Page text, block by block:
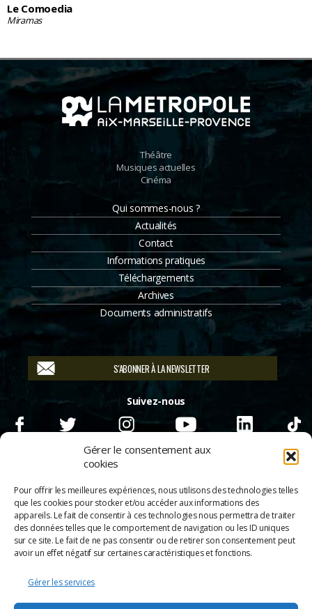
Gérer le consentement aux
cookies
Pour offrir les meilleures expériences, nous utilisons des technologies telles
que les cookies pour stocker et/ou accéder aux informations des
appareils. Le fait de consentir à ces technologies nous permettra de traiter
des données telles que le comportement de navigation ou les ID uniques
sur ce site. Le fait de ne pas consentir ou de retirer son consentement peut
avoir un effet négatif sur certaines caractéristiques et fonctions.
Gérer les services
Le Comoedia
Miramas
Théâtre
Musiques actuelles
Cinéma
Qui sommes-nous ?
Actualités
Contact
Informations pratiques
Téléchargements
Archives
Documents administratifs
S'ABONNER À LA NEWSLETTER
Suivez-nous